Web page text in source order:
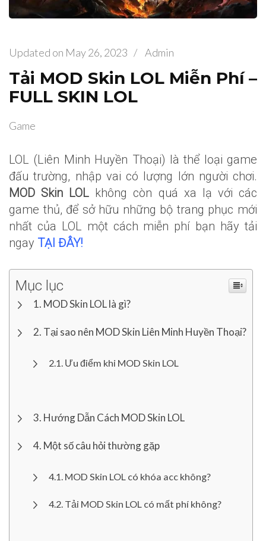
Updated on May 26, 2023 / Admin
Tải MOD Skin LOL Miễn Phí –
FULL SKIN LOL
Game
LOL (Liên Minh Huyền Thoại) là thể loại game
đấu trường, nhập vai có lượng lớn người chơi.
MOD Skin LOL không còn quá xa lạ với các
game thủ, để sở hữu những bộ trang phục mới
nhất của LOL một cách miễn phí bạn hãy tải
ngay TẠI ĐÂY!
Mục lục
MOD Skin LOL là gì?
Tại sao nên MOD Skin Liên Minh Huyền Thoại?
Ưu điểm khi MOD Skin LOL
Hướng Dẫn Cách MOD Skin LOL
Một số câu hỏi thường gặp
MOD Skin LOL có khóa acc không?
Tải MOD Skin LOL có mất phí không?